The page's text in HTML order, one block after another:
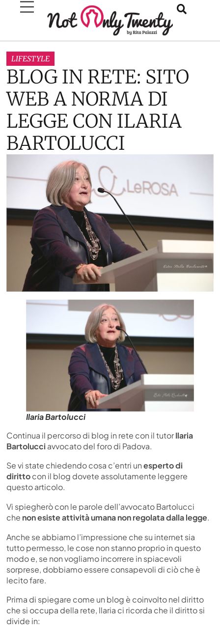
LIFESTYLE
BLOG IN RETE: SITO
WEB A NORMA DI
LEGGE CON ILARIA
BARTOLUCCI
Ilaria Bartolucci
Continua il percorso di blog in rete con il tutorIlaria
Bartolucci avvocato del foro di Padova.
Se vi state chiedendo cosa c’entri unesperto di
dirittocon il blog dovete assolutamente leggere
questo articolo.
Vi spiegherò con le parole dell’avvocato Bartolucci
che non esiste attività umana non regolata dalla legge.
Anche se abbiamo l’impressione che su internet sia
tutto permesso, le cose non stanno proprio in questo
modo e, se non vogliamo incorrere in spiacevoli
sorprese, dobbiamo essere consapevoli di ciò che è
lecito fare.
Prima di spiegare come un blog è coinvolto nel diritto
che si occupa della rete, llaria ci ricorda che il diritto si
divide in: